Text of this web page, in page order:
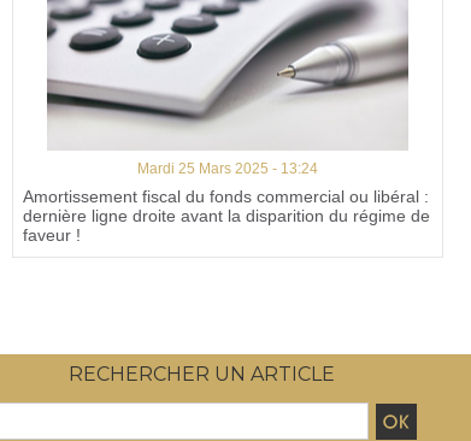
Mardi 25 Mars 2025 - 13:24
Amortissement fiscal du fonds commercial ou libéral :
dernière ligne droite avant la disparition du régime de
faveur !
RECHERCHER UN ARTICLE